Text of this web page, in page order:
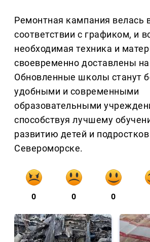
Ремонтная кампания велась
соответствии с графиком, и
необходимая техника и
своевременно доставлены
Обновленные школы станут
удобными и современными
образовательными
способствуя лучшему
развитию детей и
Североморске.
0 0 0